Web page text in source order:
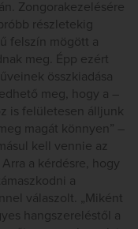
Zongorakezelésére
részletekig
felszín mögött a
meg. Épp ezért
összkiadása
meg, hogy a –
is felületesen álljunk
magát könnyen” –
kell vennie az
a kérdésre, hogy
a
válaszolt. „Miként
hangszereléstől a